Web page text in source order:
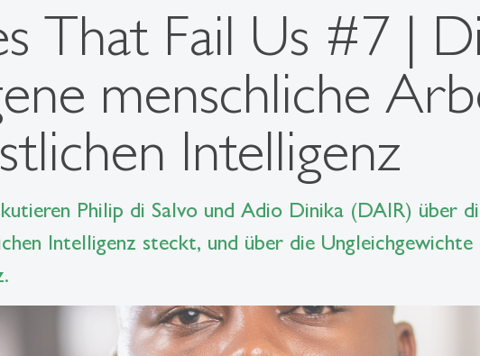
That Fail Us #7 |
menschliche
Intelligenz
Philip di Salvo und Adio Dinika (DAIR) über
Intelligenz steckt, und über die